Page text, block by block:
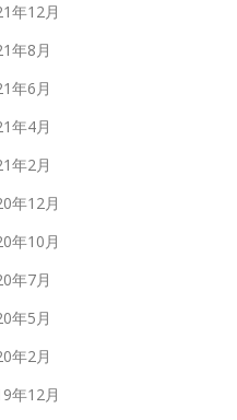
年12月
年8月
年6月
年4月
年2月
年12月
年10月
年7月
年5月
年2月
年12月